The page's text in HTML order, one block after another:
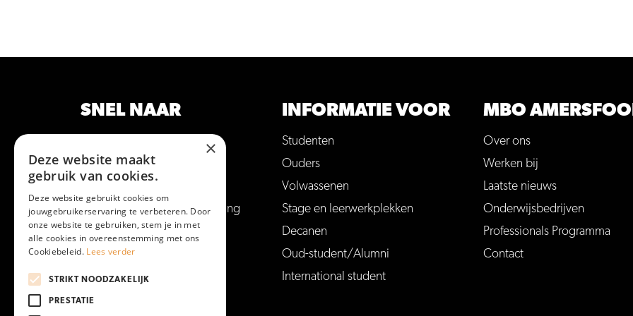
SNEL NAAR
Hulp bij studiekeuze
Aanmelden voor een opleiding
Vakantie en vrije dagen
Veelgestelde vragen
INFORMATIE VOOR
Studenten
Ouders
Volwassenen
Stage en leerwerkplekken
Decanen
Oud-student/Alumni
International student
MBO
Over ons
Werken bij
Laatste nieuws
Onderwijsbedrijven
Professionals Programma
Contact
×
Deze website maakt
gebruik van cookies.
Deze website gebruikt cookies om
jouwgebruikerservaring te verbeteren. Door
onze website te gebruiken, stem je in met
alle cookies in overeenstemming met ons
Cookiebeleid. Lees verder
STRIKT NOODZAKELIJK
PRESTATIE